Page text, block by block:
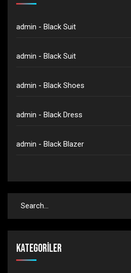
admin - Black Suit
admin - Black Suit
admin - Black Shoes
admin - Black Dress
admin - Black Blazer
Kategoriler